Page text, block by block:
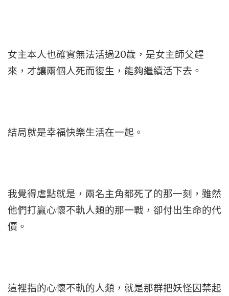
女主本人也確實無法活過20歲，是女主師父趕
來，才讓兩個人死而復生，能夠繼續活下去。
結局就是幸福快樂生活在一起。
我覺得虐點就是，兩名主角都死了的那一刻，雖然
他們打贏心懷不軌人類的那一戰，卻付出生命的代
價。
這裡指的心懷不軌的人類，就是那群把妖怪囚禁起